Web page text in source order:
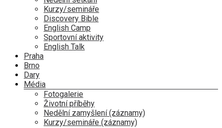
Kurzy/semináře
Discovery Bible
English Camp
Sportovní aktivity
English Talk
Praha
Brno
Dary
Média
Fotogalerie
Životní příběhy
Nedělní zamyšlení (záznamy)
Kurzy/semináře (záznamy)